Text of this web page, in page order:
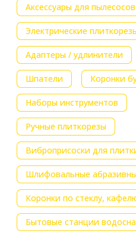
Аксессуары для пылесосов
Электрические
Адаптеры / удлинители
Шпатели Коронки
Наборы инструментов
Ручные плиткорезы
Виброприсоски для
Шлифовальные
Коронки по стеклу,
Бытовые станции